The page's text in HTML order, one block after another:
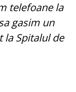
telefoane la
gasim un
la Spitalul de